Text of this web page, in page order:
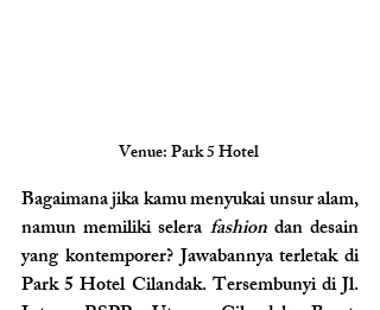
Venue: Park 5 Hotel
Bagaimana jika kamu menyukai unsur alam,
namun memiliki selera fashion dan desain
yang kontemporer? Jawabannya terletak di
Park 5 Hotel Cilandak. Tersembunyi di Jl.